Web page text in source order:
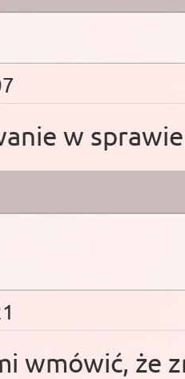
w sprawie
wmówić, że